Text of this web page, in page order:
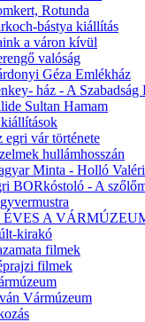
Rotunda
bástya kiállítás
a váron kívül
valóság
Géza Emlékház
ház - A Szabadság
Sultan Hamam
egri vár története
hullámhosszán
Minta - Holló
BORkóstoló - A
ÉVES A
kirakó
filmek
filmek
Vármúzeum